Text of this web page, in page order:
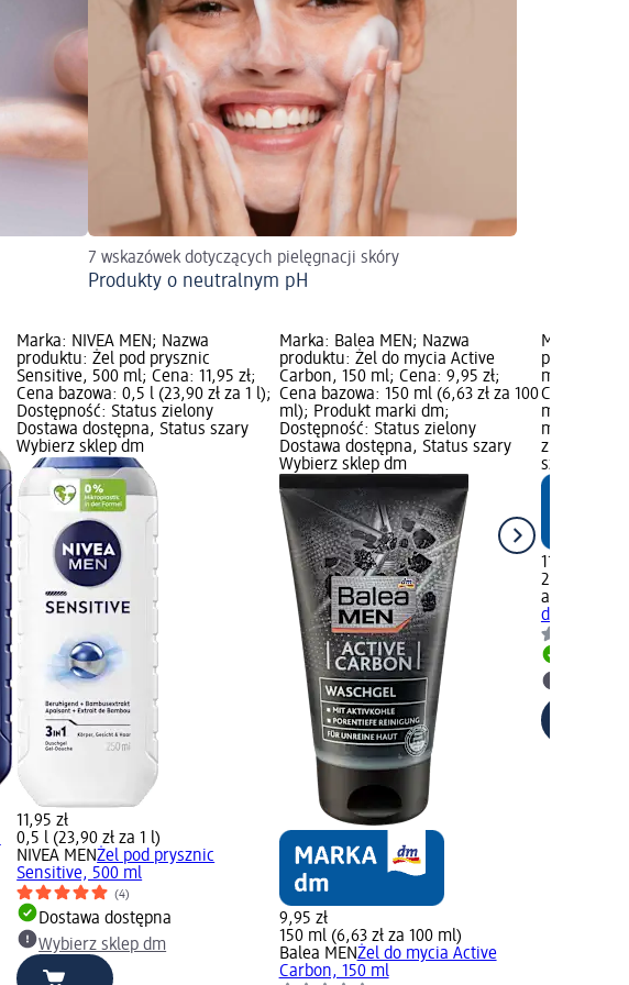
7 wskazówek dotyczących pielęgnacji skóry
Produkty o neutralnym pH
Marka: NIVEA MEN; Nazwa
produktu: Żel pod prysznic
Sensitive, 500 ml; Cena: 11,95 zł;
Cena bazowa: 0,5 l (23,90 zł za 1 l);
Dostępność: Status zielony
Dostawa dostępna, Status szary
Wybierz sklep dm
11,95 zł
0,5 l (23,90 zł za 1 l)
NIVEA MENŻel pod prysznic
Sensitive, 500 ml
(4)
Dostawa dostępna
Wybierz sklep dm
Marka: Balea MEN; Nazwa
produktu: Żel do mycia Active
Carbon, 150 ml; Cena: 9,95 zł;
Cena bazowa: 150 ml (6,63 zł za 100
ml); Produkt marki dm;
Dostępność: Status zielony
Dostawa dostępna, Status szary
Wybierz sklep dm
9,95 zł
150 ml (6,63 zł za 100 ml)
Balea MENŻel do mycia Active
Carbon, 150 ml
Marka:
produktu:
mężczyzn
Cena:
ml (5,98 zł
marki dm;
zielony
szary
11,95 zł
200 ml
alverde
dla